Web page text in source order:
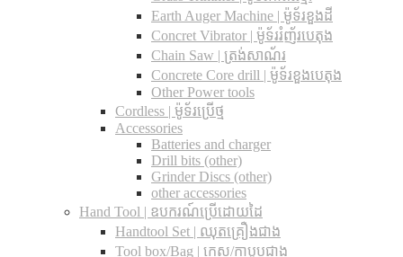
Earth Auger Machine | ម៉ូទ័រខួងដី
Concret Vibrator | ម៉ូទ័ររំញ័របេតុង
Chain Saw | ត្រង់សាណ័រ
Concrete Core drill | ម៉ូទ័រខួងបេតុង
Other Power tools
Cordless​ | ម៉ូទ័រប្រើថ្ម
Accessories
Batteries and charger
Drill bits (other)
Grinder Discs (other)
other accessories
Hand Tool | ឧបករណ៍ប្រើដោយដៃ
Handtool Set | ឈុតគ្រឿងជាង
Tool box/Bag | កេស/កាបូបជាង